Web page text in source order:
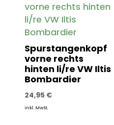
Spurstangenkopf
vorne rechts
hinten li/re VW Iltis
Bombardier
24,95 €
inkl. MwSt.